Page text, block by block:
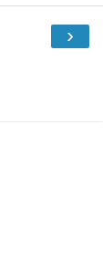
›